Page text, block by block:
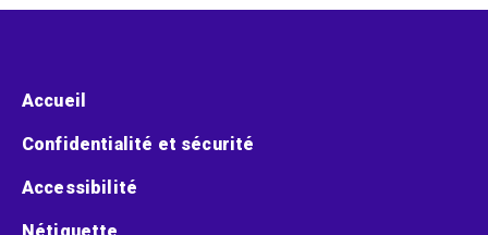
Menu pied de page
Accueil
Confidentialité et sécurité
Accessibilité